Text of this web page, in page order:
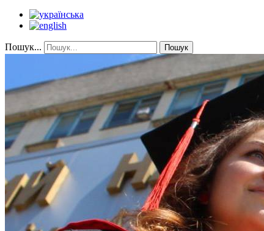
Пошук... Пошук